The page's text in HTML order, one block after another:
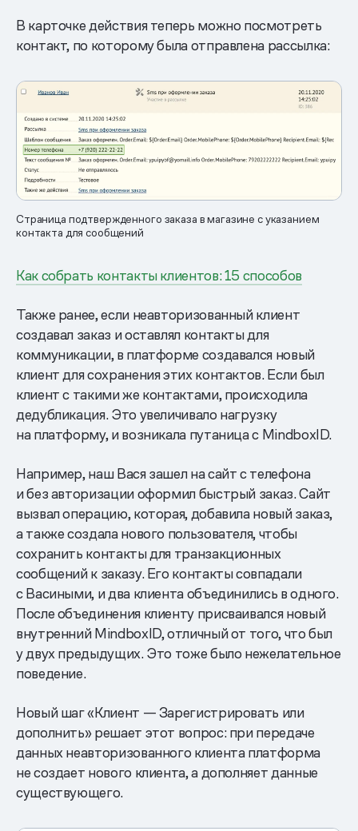
В карточке действия теперь можно посмотреть
контакт, по которому была отправлена рассылка:
Страница подтвержденного заказа в магазине с указанием
контакта для сообщений
Как собрать контакты клиентов: 15 способов
Также ранее, если неавторизованный клиент
создавал заказ и оставлял контакты для
коммуникации, в платформе создавался новый
клиент для сохранения этих контактов. Если был
клиент с такими же контактами, происходила
дедубликация. Это увеличивало нагрузку
на платформу, и возникала путаница с MindboxID.
Например, наш Вася зашел на сайт с телефона
и без авторизации оформил быстрый заказ. Сайт
вызвал операцию, которая, добавила новый заказ,
а также создала нового пользователя, чтобы
сохранить контакты для транзакционных
сообщений к заказу. Его контакты совпадали
с Васиными, и два клиента объединились в одного.
После объединения клиенту присваивался новый
внутренний MindboxID, отличный от того, что был
у двух предыдущих. Это тоже было нежелательное
поведение.
Новый шаг «Клиент — Зарегистрировать или
дополнить» решает этот вопрос: при передаче
данных неавторизованного клиента платформа
не создает нового клиента, а дополняет данные
существующего.